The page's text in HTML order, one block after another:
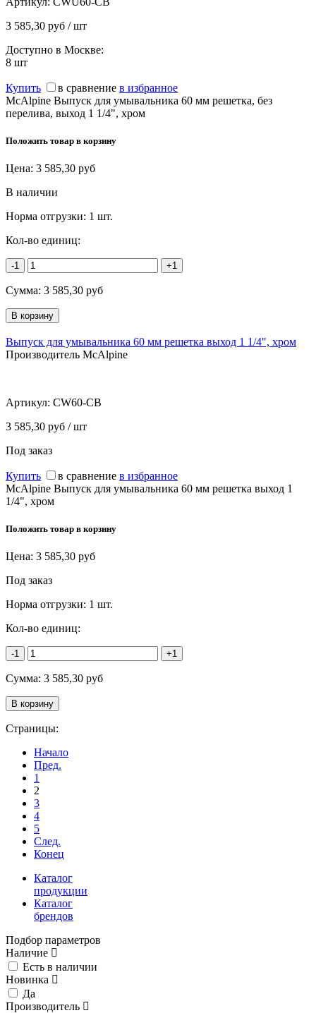
3 585,30 руб / шт
Доступно в Москве:
8 шт
Купить в сравнение в избранное
McAlpine Выпуск для умывальника 60 мм решетка, без
перелива, выход 1 1/4", хром
Положить товар в корзину
Цена: 3 585,30 руб
В наличии
Норма отгрузки: 1 шт.
Кол-во единиц:
-1 +1
Сумма: 3 585,30 руб
Выпуск для умывальника 60 мм решетка выход 1 1/4", хром
Производитель McAlpine
Артикул: CW60-CB
3 585,30 руб / шт
Под заказ
Купить в сравнение в избранное
McAlpine Выпуск для умывальника 60 мм решетка выход 1
1/4", хром
Положить товар в корзину
Цена: 3 585,30 руб
Под заказ
Норма отгрузки: 1 шт.
Кол-во единиц:
-1 +1
Сумма: 3 585,30 руб
Страницы:
Начало
Пред.
1
2
3
4
5
След.
Конец
Каталог
продукции
Каталог
брендов
Подбор параметров
Наличие
Есть в наличии
Новинка
Да
Производитель